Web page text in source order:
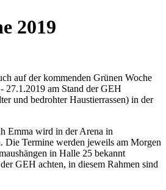
2019
auf der kommenden Grünen Woche
27.1.2019 am Stand der GEH
und bedrohter Haustierrassen) in der
Emma wird in der Arena in
Die Termine werden jeweils am Morgen
in Halle 25 bekannt
GEH achten, in diesem Rahmen sind